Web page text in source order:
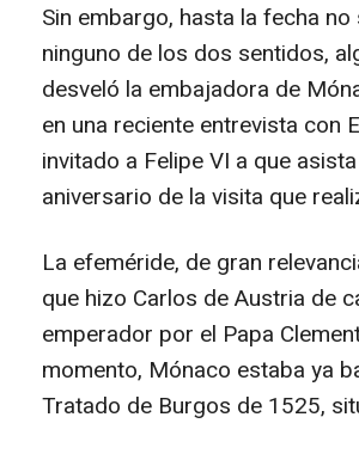
Sin embargo, hasta la fecha
ninguno de los dos sentidos,
desveló la embajadora de
en una reciente entrevista con
invitado a Felipe VI a que
aniversario de la visita que
La efeméride, de gran
que hizo Carlos de Austria de
emperador por el Papa
momento, Mónaco estaba ya
Tratado de Burgos de 1525,